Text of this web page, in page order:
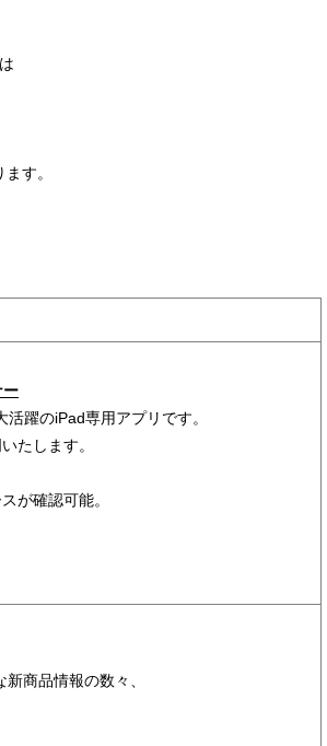
す。
躍のiPad専用アプリです。
たします。
が確認可能。
商品情報の数々、